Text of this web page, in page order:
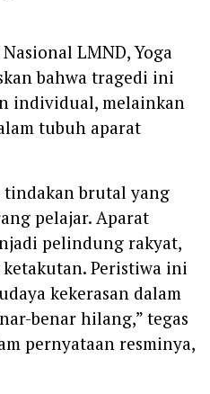
LMND, Yoga
bahwa tragedi ini
individual, melainkan
tubuh aparat
tindakan brutal yang
pelajar. Aparat
pelindung rakyat,
Peristiwa ini
kekerasan dalam
benar hilang,” tegas
pernyataan resminya,